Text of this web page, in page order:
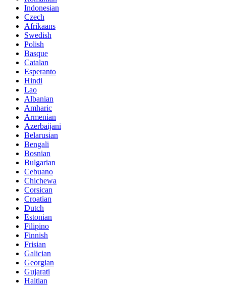
Indonesian
Czech
Afrikaans
Swedish
Polish
Basque
Catalan
Esperanto
Hindi
Lao
Albanian
Amharic
Armenian
Azerbaijani
Belarusian
Bengali
Bosnian
Bulgarian
Cebuano
Chichewa
Corsican
Croatian
Dutch
Estonian
Filipino
Finnish
Frisian
Galician
Georgian
Gujarati
Haitian